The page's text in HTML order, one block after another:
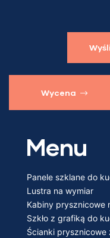
Wycena
Menu
Panele szklane do
Lustra na wymiar
Kabiny prysznicowe
Szkło z grafiką do
Ścianki prysznicowe